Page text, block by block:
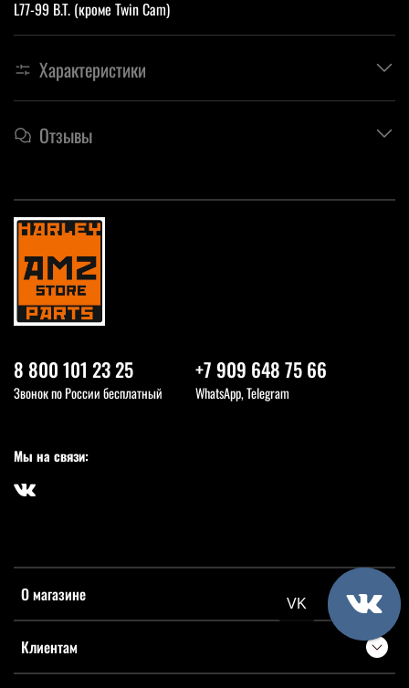
L77-99 B.T. (кроме Twin Cam)
Характеристики
Отзывы
О магазине
Клиентам
8 800 101 23 25
Звонок по России бесплатный
+7 909 648 75 66
WhatsApp, Telegram
Мы на связи:
VK